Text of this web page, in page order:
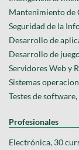
Mantenimiento de
Seguridad de la
Desarrollo de
Desarrollo de
Servidores Web y
Sistemas
Testes de
Profesionales
Electrónica, 30